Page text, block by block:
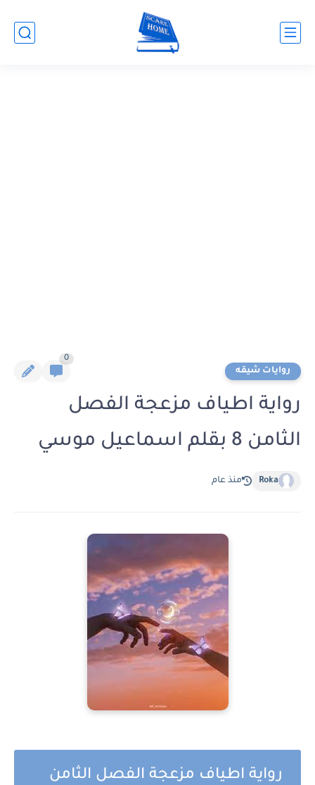
روايات شيقه
0
رواية اطياف مزعجة الفصل
الثامن 8 بقلم اسماعيل موسي
Roka منذ عام
رواية اطياف مزعجة الفصل الثامن